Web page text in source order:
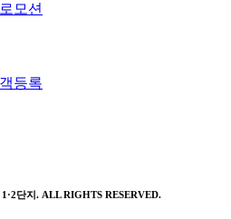
모션
등록
단지. ALL RIGHTS RESERVED.